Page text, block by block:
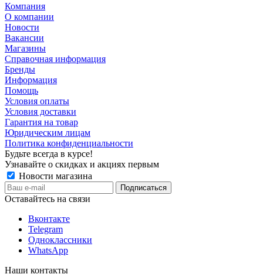
Компания
О компании
Новости
Вакансии
Магазины
Справочная информация
Бренды
Информация
Помощь
Условия оплаты
Условия доставки
Гарантия на товар
Юридическим лицам
Политика конфиденциальности
Будьте всегда в курсе!
Узнавайте о скидках и акциях первым
Новости магазина
Оставайтесь на связи
Вконтакте
Telegram
Одноклассники
WhatsApp
Наши контакты